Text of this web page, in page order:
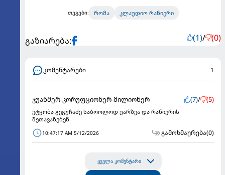
თეგები: რომა კლაუდიო რანიერი
გაზიარება: (1)/ (0)
კომენტარები 1
ჯუანშერ-კორუფციონერ-მილიონერ (7)/ (5)
ეტყობა გეგუჩაძე საბოოლოდ უარზეა და რანიერის
შეთავაზებენ.
10:47:17 AM 5/12/2026 გამოხმაურება(0)
ყველა კომენტარი